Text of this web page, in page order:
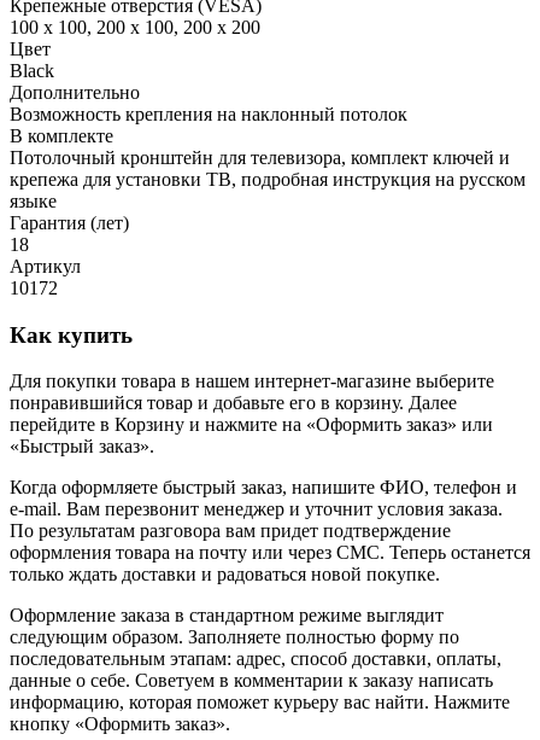
Крепежные отверстия (VESA)
100 x 100, 200 x 100, 200 x 200
Цвет
Black
Дополнительно
Возможность крепления на наклонный потолок
В комплекте
Потолочный кронштейн для телевизора, комплект ключей и
крепежа для установки ТВ, подробная инструкция на русском
языке
Гарантия (лет)
18
Артикул
10172
Как купить
Для покупки товара в нашем интернет-магазине выберите
понравившийся товар и добавьте его в корзину. Далее
перейдите в Корзину и нажмите на «Оформить заказ» или
«Быстрый заказ».
Когда оформляете быстрый заказ, напишите ФИО, телефон и
e-mail. Вам перезвонит менеджер и уточнит условия заказа.
По результатам разговора вам придет подтверждение
оформления товара на почту или через СМС. Теперь останется
только ждать доставки и радоваться новой покупке.
Оформление заказа в стандартном режиме выглядит
следующим образом. Заполняете полностью форму по
последовательным этапам: адрес, способ доставки, оплаты,
данные о себе. Советуем в комментарии к заказу написать
информацию, которая поможет курьеру вас найти. Нажмите
кнопку «Оформить заказ».